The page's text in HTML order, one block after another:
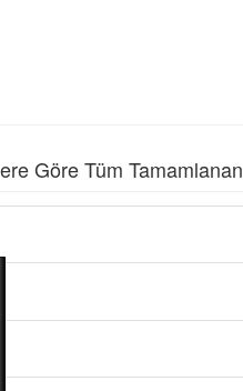
Göre Tüm Tamamlanan